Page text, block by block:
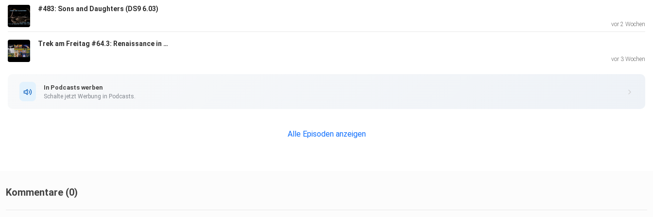
#483: Sons and Daughters (DS9 6.03)
vor 2 Wochen
Trek am Freitag #64.3: Renaissance in den 1970ern & 1980ern
vor 3 Wochen
In Podcasts werben
Schalte jetzt Werbung in Podcasts.
Alle Episoden anzeigen
Kommentare (0)